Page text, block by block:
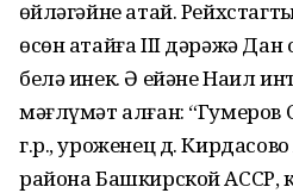
һөйләгәйне атай.
өсөн атайға III дәрәжә
белә инек. Ә ейәне Наил
мәғлүмәт алған: “Гумеров
г.р., уроженец д.
района Башкирской АССР,